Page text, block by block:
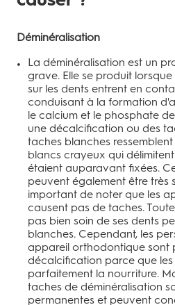
Déminéralisation
La déminéralisation est un
grave. Elle se produit
sur les dents entrent en
conduisant à la formation
le calcium et le phosphate
une décalcification ou des
taches blanches
blancs crayeux qui
étaient auparavant fixées.
peuvent également être très
important de noter que les
causent pas de taches.
pas bien soin de ses dents
blanches. Cependant, les
appareil orthodontique sont
décalcification parce que
parfaitement la nourriture.
taches de déminéralisation
permanentes et peuvent